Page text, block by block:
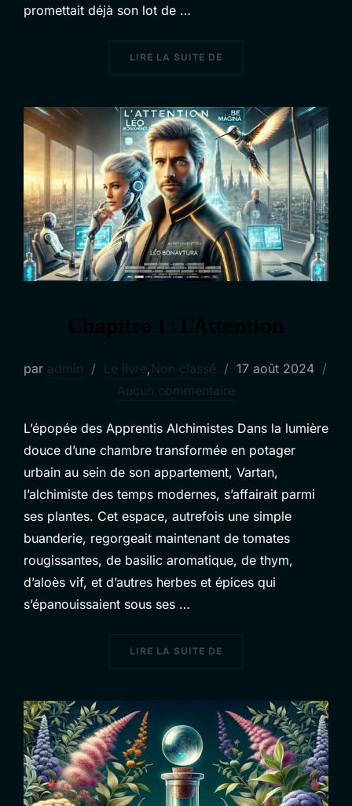
promettait déjà son lot de …
LIRE LA SUITE DE
par admin Le livre, Non classé
Publié
17 août 2024
Aucun commentaire
L’épopée des Apprentis Alchimistes Dans la lumière
douce d’une chambre transformée en potager
urbain au sein de son appartement, Vartan,
l’alchimiste des temps modernes, s’affairait parmi
ses plantes. Cet espace, autrefois une simple
buanderie, regorgeait maintenant de tomates
rougissantes, de basilic aromatique, de thym,
d’aloès vif, et d’autres herbes et épices qui
s’épanouissaient sous ses …
LIRE LA SUITE DE